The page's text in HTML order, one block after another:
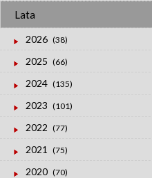
Lata
2026 (38)
2025 (66)
2024 (135)
2023 (101)
2022 (77)
2021 (75)
2020 (70)